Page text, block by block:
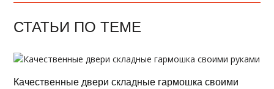
СТАТЬИ ПО ТЕМЕ
Качественные двери складные гармошка своими